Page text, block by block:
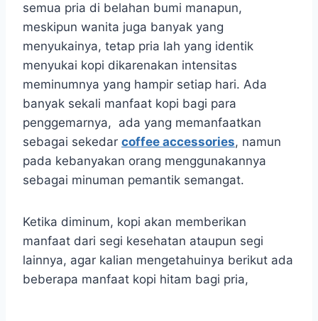
semua pria di belahan bumi manapun,
meskipun wanita juga banyak yang
menyukainya, tetap pria lah yang identik
menyukai kopi dikarenakan intensitas
meminumnya yang hampir setiap hari. Ada
banyak sekali manfaat kopi bagi para
penggemarnya, ada yang memanfaatkan
sebagai sekedar coffee accessories, namun
pada kebanyakan orang menggunakannya
sebagai minuman pemantik semangat.
Ketika diminum, kopi akan memberikan
manfaat dari segi kesehatan ataupun segi
lainnya, agar kalian mengetahuinya berikut ada
beberapa manfaat kopi hitam bagi pria,